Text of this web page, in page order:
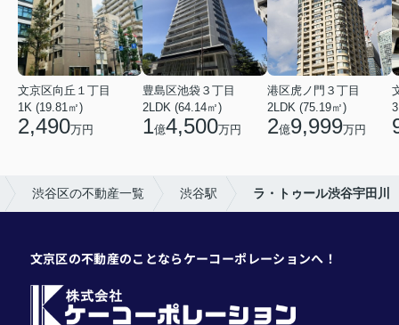
文京区向丘１丁目
1K (19.81㎡)
2,490万円
豊島区池袋３丁目
2LDK (64.14㎡)
1億4,500万円
港区虎ノ門３丁目
2LDK (75.19㎡)
2億9,999万円
渋谷区の不動産一覧 渋谷駅 ラ・トゥール渋谷宇田川
文京区の不動産のことならケーコーポレーションへ！